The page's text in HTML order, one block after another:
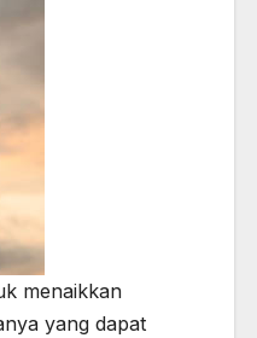
menaikkan
yang dapat